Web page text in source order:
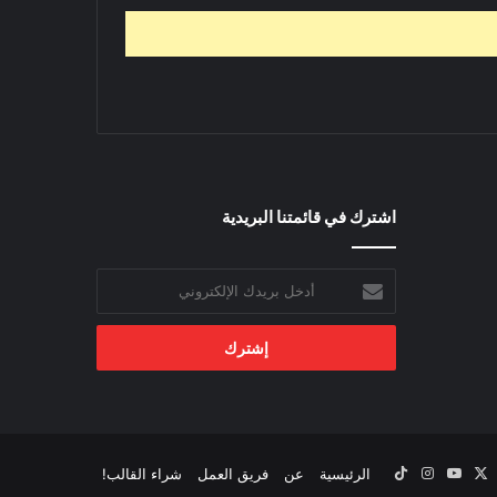
اشترك في قائمتنا البريدية
بريدك
الإلكتروني
الرئيسية عن فريق العمل شراء القالب! ‫YouTubeانستقرام‫TikTok